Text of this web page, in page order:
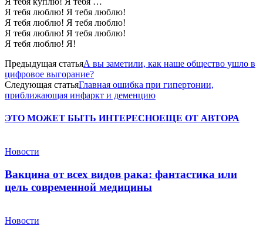
Я тебя люблю! Я тебя люблю!
Я тебя люблю! Я тебя люблю!
Я тебя люблю! Я тебя люблю!
Я тебя люблю! Я!
Предыдущая статьяА вы заметили, как наше общество ушло в
цифровое выгорание?
Следующая статьяГлавная ошибка при гипертонии,
приближающая инфаркт и деменцию
ЭТО МОЖЕТ БЫТЬ ИНТЕРЕСНОЕЩЕ ОТ АВТОРА
Новости
Вакцина от всех видов рака: фантастика или
цель современной медицины
Новости